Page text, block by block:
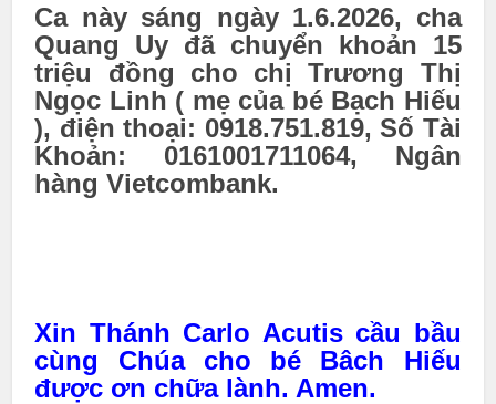
Ca này sáng ngày 1.6.2026, cha
Quang Uy đã chuyển khoản 15
triệu đồng cho chị Trương Thị
Ngọc Linh ( mẹ của bé Bạch Hiếu
), điện thoại: 0918.751.819, Số Tài
Khoản:
0161001711064, Ngân
hàng Vietcombank.
Xin Thánh Carlo Acutis cầu bầu
cùng Chúa cho bé Bâch Hiếu
được ơn chữa lành. Amen.